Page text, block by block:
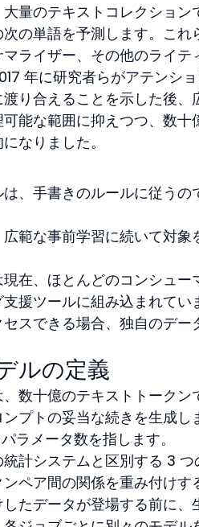
量のテキストコレクショ
の単語を予測します。こ
ライザー、その他のライテ
年に研究者らがアテンシ
り合えることを示した後
能な範囲に抑えつつ、数
なりました。
、手書きのルールに従う
広範な事前学習に続いて対
在、ほとんどのコンシュ
援ツールに組み込まれてい
スできる場合、独自のデ
ルの定義
数十億のテキストトーク
プトの妥当な続きを生成
ラメータ数を指します。
計システムと区別する 3
ペア間の関係を重み付け
たデータが登場する前に